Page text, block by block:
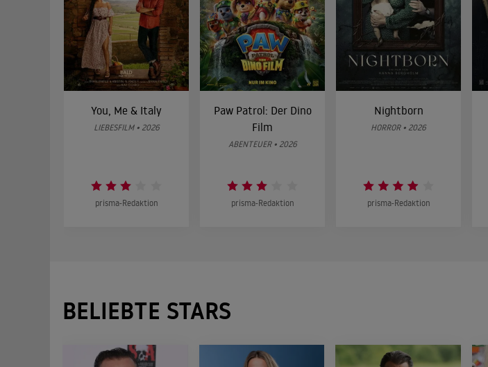
You, Me & Italy
LIEBESFILM • 2026
prisma-Redaktion
Paw Patrol: Der Dino
Film
ABENTEUER • 2026
prisma-Redaktion
Nightborn
HORROR • 2026
prisma-Redaktion
BELIEBTE STARS